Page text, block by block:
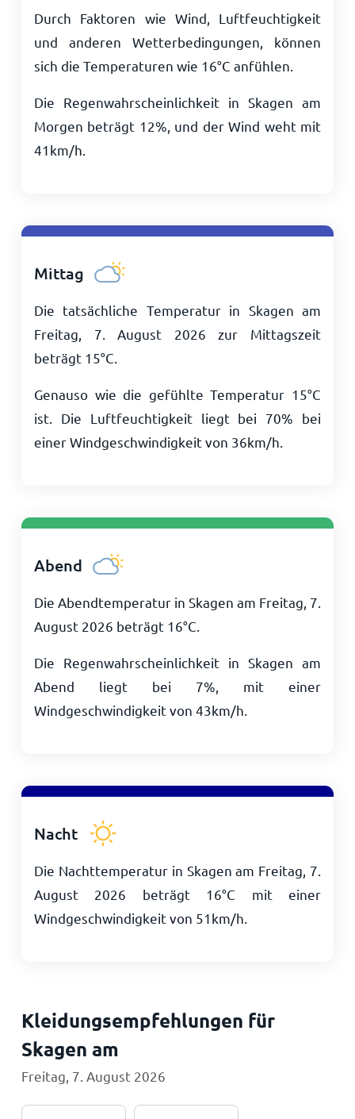
Durch Faktoren wie Wind, Luftfeuchtigkeit
und anderen Wetterbedingungen, können
sich die Temperaturen wie 16°C anfühlen.
Die Regenwahrscheinlichkeit in Skagen am
Morgen beträgt 12%, und der Wind weht mit
41km/h
Mittag
Die tatsächliche Temperatur in Skagen am
Freitag, 7. August 2026 zur Mittagszeit
beträgt 15°C
Genauso wie die gefühlte Temperatur 15°C
ist. Die Luftfeuchtigkeit liegt bei 70% bei
einer Windgeschwindigkeit von 36km/h
Abend
Die Abendtemperatur in Skagen am Freitag, 7.
August 2026 beträgt 16°C
Die Regenwahrscheinlichkeit in Skagen am
Abend liegt bei 7%, mit einer
Windgeschwindigkeit von 43km/h
Nacht
Die Nachttemperatur in Skagen am Freitag, 7.
August 2026 beträgt 16°C mit einer
Windgeschwindigkeit von 51km/h
Kleidungsempfehlungen für
Skagen am
Freitag, 7. August 2026